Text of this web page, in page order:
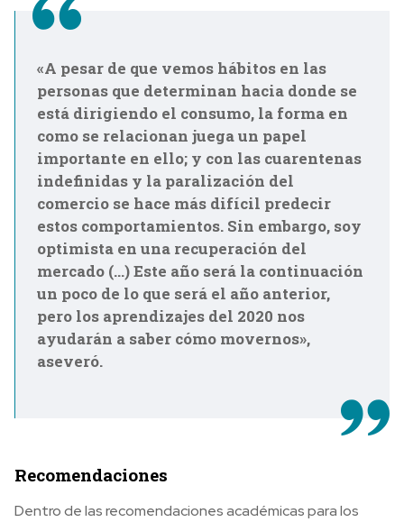
«A pesar de que vemos hábitos en las
personas que determinan hacia donde se
está dirigiendo el consumo, la forma en
como se relacionan juega un papel
importante en ello; y con las cuarentenas
indefinidas y la paralización del
comercio se hace más difícil predecir
estos comportamientos. Sin embargo, soy
optimista en una recuperación del
mercado (…) Este año será la continuación
un poco de lo que será el año anterior,
pero los aprendizajes del 2020 nos
ayudarán a saber cómo movernos»,
aseveró.
Recomendaciones
Dentro de las recomendaciones académicas para los